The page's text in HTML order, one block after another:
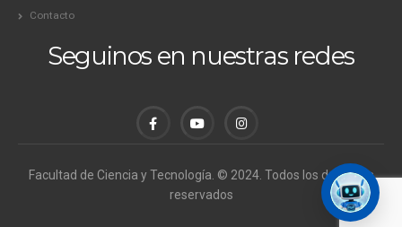
Contacto
Seguinos en nuestras redes
Facultad de Ciencia y Tecnología. © 2024. Todos los derechos
reservados